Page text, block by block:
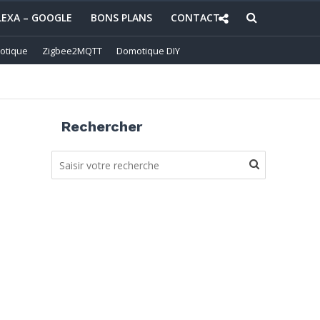
– GOOGLE BONS PLANS CONTACT
Zigbee2MQTT Domotique DIY
Rechercher